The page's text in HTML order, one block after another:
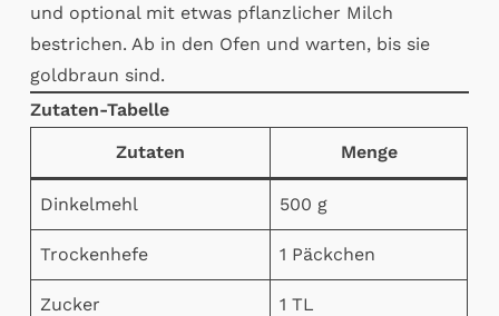
und optional mit etwas pflanzlicher Milch
bestrichen. Ab in den Ofen und warten, bis sie
goldbraun sind.
Zutaten-Tabelle
Zutaten
Menge
Dinkelmehl 500 g
Trockenhefe 1 Päckchen
Zucker 1 TL